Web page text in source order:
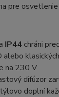
pre
IP44chráni
na 230 V
difúzor
doplní